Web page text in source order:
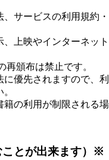
サービスの利用規約・
上映やインターネット
頒布は禁止です。
優先されますので、利
籍の利用が制限される場
とが出来ます）※